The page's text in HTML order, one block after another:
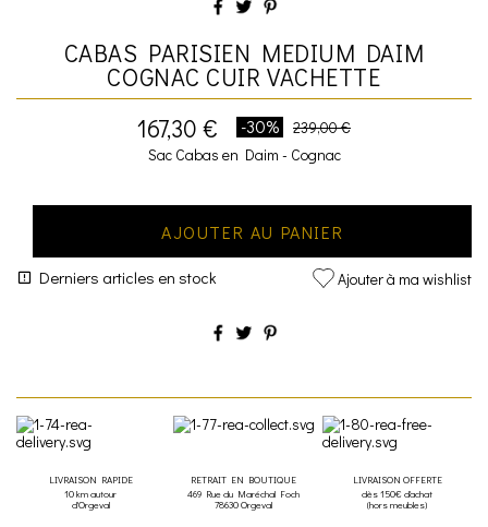
CABAS PARISIEN MEDIUM DAIM
COGNAC CUIR VACHETTE
167,30 €
-30%
239,00 €
Sac Cabas en Daim - Cognac
AJOUTER AU PANIER
Derniers articles en stock Ajouter à ma wishlist
LIVRAISON RAPIDE
10 km autour
d'Orgeval
RETRAIT EN BOUTIQUE
469 Rue du Maréchal Foch
78630 Orgeval
LIVRAISON OFFERTE
dès 150€ d'achat
(hors meubles)